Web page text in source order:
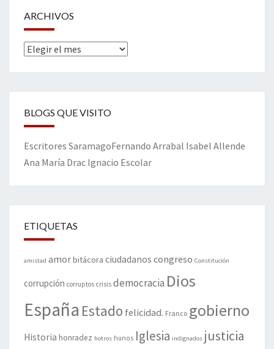
ARCHIVOS
Archivos
BLOGS QUE VISITO
Escritores SaramagoFernando Arrabal Isabel Allende
Ana María Drac Ignacio Escolar
ETIQUETAS
amistad amorbitácora ciudadanos congreso Constitución
corrupción corruptos crisis democracia Dios
España Estado felicidad. Franco gobierno
Historia honradez hotros hunos Iglesia indignados justicia